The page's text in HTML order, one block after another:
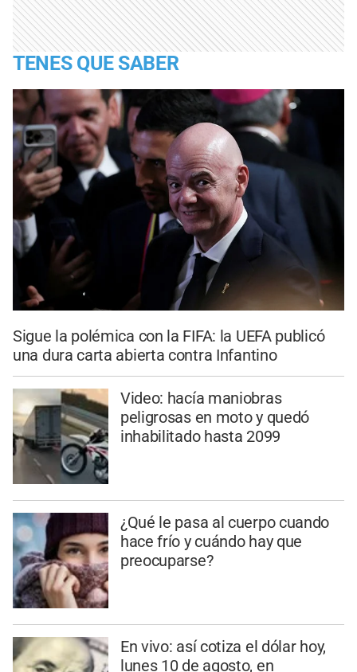
TENES QUE SABER
Sigue la polémica con la FIFA: la UEFA publicó
una dura carta abierta contra Infantino
Video: hacía maniobras
peligrosas en moto y quedó
inhabilitado hasta 2099
¿Qué le pasa al cuerpo cuando
hace frío y cuándo hay que
preocuparse?
En vivo: así cotiza el dólar hoy,
lunes 10 de agosto, en